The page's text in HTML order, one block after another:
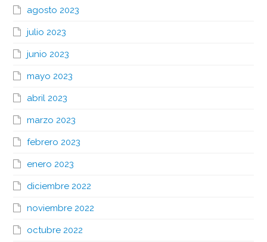
agosto 2023
julio 2023
junio 2023
mayo 2023
abril 2023
marzo 2023
febrero 2023
enero 2023
diciembre 2022
noviembre 2022
octubre 2022